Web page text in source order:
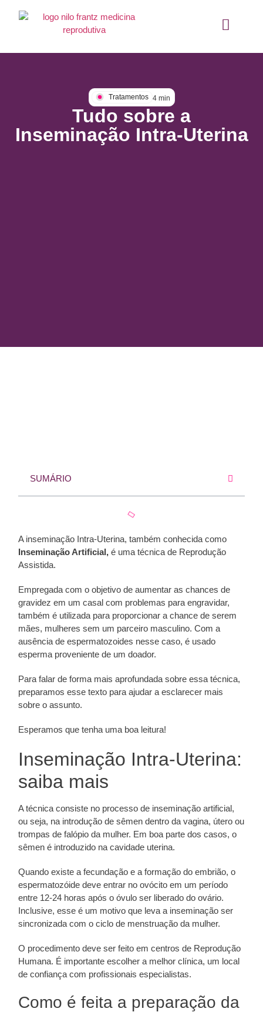
Tratamentos 4 min
Tudo sobre a
Inseminação Intra-Uterina
SUMÁRIO
A inseminação Intra-Uterina, também conhecida como
Inseminação Artificial,é uma técnica de Reprodução
Assistida.
Empregada com o objetivo de aumentar as chances de
gravidez em um casal com problemas para engravidar,
também é utilizada para proporcionar a chance de serem
mães, mulheres sem um parceiro masculino. Com a
ausência de espermatozoides nesse caso, é usado
esperma proveniente de um doador.
Para falar de forma mais aprofundada sobre essa técnica,
preparamos esse texto para ajudar a esclarecer mais
sobre o assunto.
Esperamos que tenha uma boa leitura!
Inseminação Intra-Uterina:
saiba mais
A técnica consiste no processo de inseminação artificial,
ou seja, na introdução de sêmen dentro da vagina, útero ou
trompas de falópio da mulher. Em boa parte dos casos, o
sêmen é introduzido na cavidade uterina.
Quando existe a fecundação e a formação do embrião, o
espermatozóide deve entrar no ovócito em um período
entre 12-24 horas após o óvulo ser liberado do ovário.
Inclusive, esse é um motivo que leva a inseminação ser
sincronizada com o ciclo de menstruação da mulher.
O procedimento deve ser feito em centros de Reprodução
Humana. É importante escolher a melhor clínica, um local
de confiança com profissionais especialistas.
Como é feita a preparação da